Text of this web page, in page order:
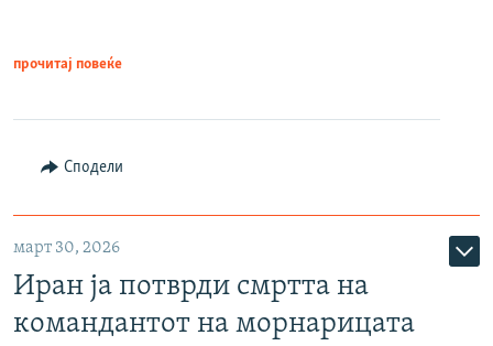
прочитај повеќе
Сподели
март 30, 2026
Иран ја потврди смртта на
командантот на морнарицата